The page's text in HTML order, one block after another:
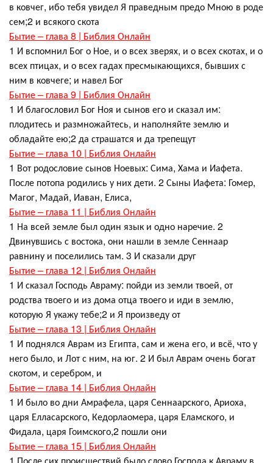
в ковчег, ибо тебя увидел Я праведным предо Мною в роде
сем;2 и всякого скота
Бытие – глава 8 | Библия Онлайн
1 И вспомнил Бог о Ное, и о всех зверях, и о всех скотах, и о
всех птицах, и о всех гадах пресмыкающихся, бывших с
ним в ковчеге; и навел Бог
Бытие – глава 9 | Библия Онлайн
1 И благословил Бог Ноя и сынов его и сказал им:
плодитесь и размножайтесь, и наполняйте землю и
обладайте ею;2 да страшатся и да трепещут
Бытие – глава 10 | Библия Онлайн
1 Вот родословие сынов Ноевых: Сима, Хама и Иафета.
После потопа родились у них дети. 2 Сыны Иафета: Гомер,
Магог, Мадай, Иаван, Елиса,
Бытие – глава 11 | Библия Онлайн
1 На всей земле был один язык и одно наречие. 2
Двинувшись с востока, они нашли в земле Сеннаар
равнину и поселились там. 3 И сказали друг
Бытие – глава 12 | Библия Онлайн
1 И сказал Господь Авраму: пойди из земли твоей, от
родства твоего и из дома отца твоего и иди в землю,
которую Я укажу тебе;2 и Я произведу от
Бытие – глава 13 | Библия Онлайн
1 И поднялся Аврам из Египта, сам и жена его, и всё, что у
него было, и Лот с ним, на юг. 2 И был Аврам очень богат
скотом, и серебром, и
Бытие – глава 14 | Библия Онлайн
1 И было во дни Амрафела, царя Сеннаарского, Ариоха,
царя Елласарского, Кедорлаомера, царя Еламского, и
Фидала, царя Гоимского,2 пошли они
Бытие – глава 15 | Библия Онлайн